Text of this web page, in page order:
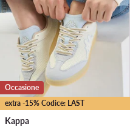
extra -15% Codice: LAST
Occasione
Kappa